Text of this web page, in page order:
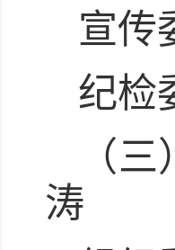
宣传
纪检
（
涛